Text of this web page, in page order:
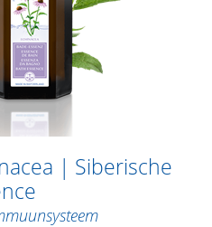
| Siberische